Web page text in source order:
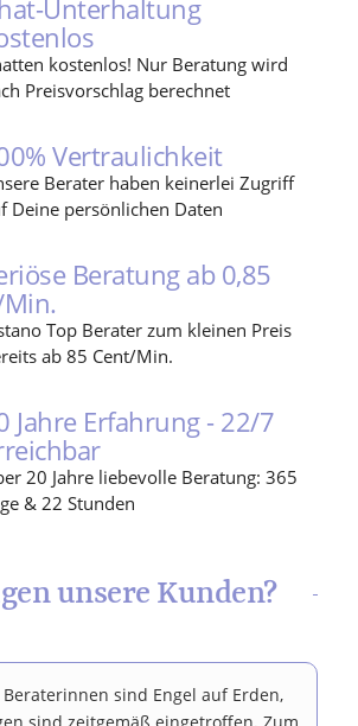
Unterhaltung
kostenlos! Nur Beratung wird
Preisvorschlag berechnet
Vertraulichkeit
Berater haben keinerlei Zugriff
Deine persönlichen Daten
Beratung ab 0,85
Top Berater zum kleinen Preis
ab 85 Cent/Min.
Jahre Erfahrung - 22/7
20 Jahre liebevolle Beratung: 365
& 22 Stunden
unsere Kunden?
sind Engel auf Erden,